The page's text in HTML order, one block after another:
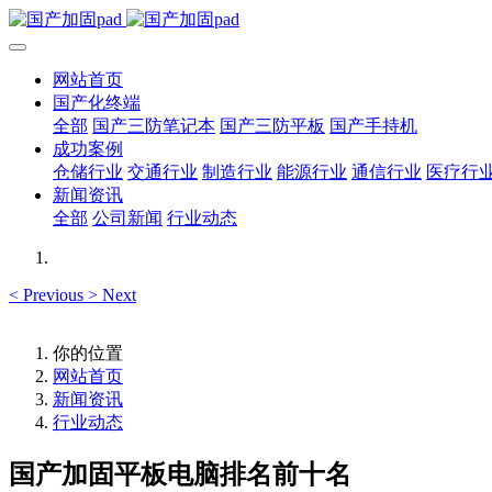
网站首页
国产化终端
全部 国产三防笔记本 国产三防平板 国产手持机
成功案例
仓储行业 交通行业 制造行业 能源行业 通信行业 医疗行
新闻资讯
全部 公司新闻 行业动态
< Previous > Next
你的位置
网站首页
新闻资讯
行业动态
国产加固平板电脑排名前十名